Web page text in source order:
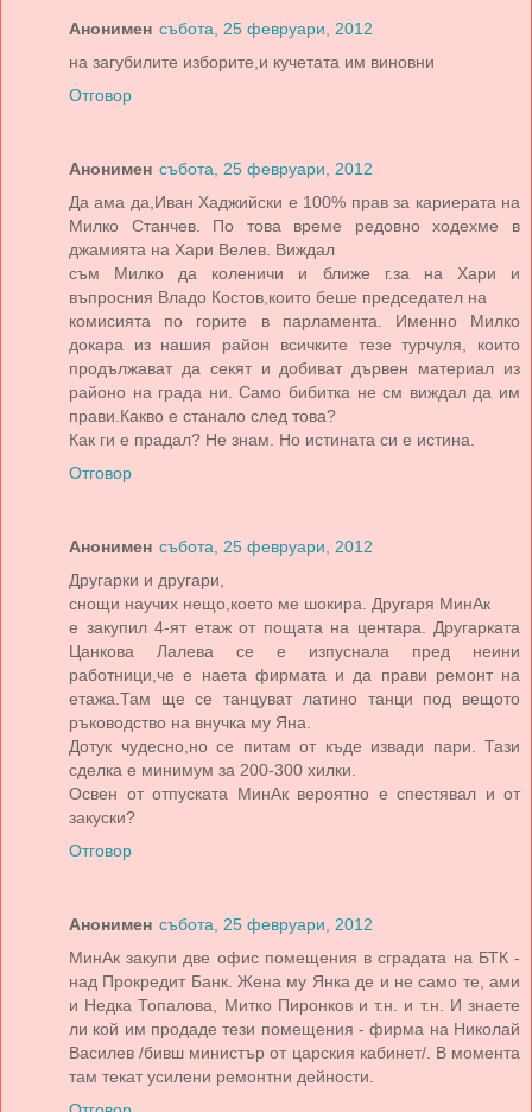
Анонимен събота, 25 февруари, 2012
на загубилите изборите,и кучетата им виновни
Отговор
Анонимен събота, 25 февруари, 2012
Да ама да,Иван Хаджийски е 100% прав за кариерата на
Милко Станчев. По това време редовно ходехме в
джамията на Хари Велев. Виждал
съм Милко да коленичи и ближе г.за на Хари и
въпросния Владо Костов,които беше председател на
комисията по горите в парламента. Именно Милко
докара из нашия район всичките тезе турчуля, които
продължават да секят и добиват дървен материал из
районо на града ни. Само бибитка не см виждал да им
прави.Какво е станало след това?
Как ги е прадал? Не знам. Но истината си е истина.
Отговор
Анонимен събота, 25 февруари, 2012
Другарки и другари,
снощи научих нещо,което ме шокира. Другаря МинАк
е закупил 4-ят етаж от пощата на центара. Другарката
Цанкова Лалева се е изпуснала пред неини
работници,че е наета фирмата и да прави ремонт на
етажа.Там ще се танцуват латино танци под вещото
ръководство на внучка му Яна.
Дотук чудесно,но се питам от къде извади пари. Тази
сделка е минимум за 200-300 хилки.
Освен от отпуската МинАк вероятно е спестявал и от
закуски?
Отговор
Анонимен събота, 25 февруари, 2012
МинАк закупи две офис помещения в сградата на БТК -
над Прокредит Банк. Жена му Янка де и не само те, ами
и Недка Топалова, Митко Пиронков и т.н. и т.н. И знаете
ли кой им продаде тези помещения - фирма на Николай
Василев /бивш министър от царския кабинет/. В момента
там текат усилени ремонтни дейности.